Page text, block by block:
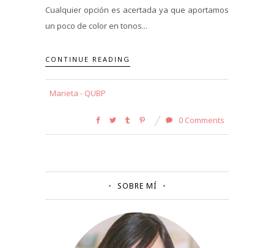
Cualquier opción es acertada ya que aportamos
un poco de color en tonos...
CONTINUE READING
Marieta - QUBP
0 Comments
SOBRE MÍ